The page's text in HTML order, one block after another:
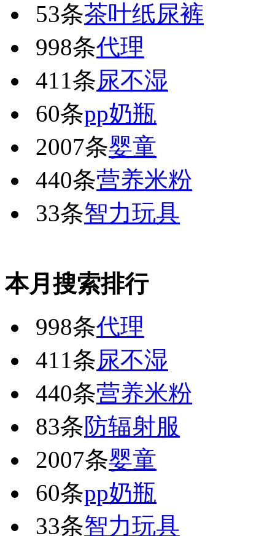
53条茶叶纸尿裤
998条代理
411条尿不湿
60条pp奶瓶
2007条婴童
440条营养米粉
33条智力玩具
本月搜索排行
998条代理
411条尿不湿
440条营养米粉
83条防辐射服
2007条婴童
60条pp奶瓶
33条智力玩具